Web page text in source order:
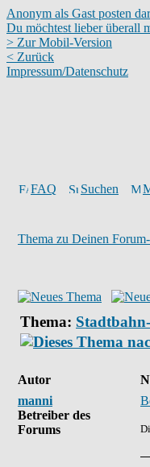
Anonym als Gast posten
Du möchtest lieber überall
> Zur Mobil-Version
< Zurück
Impressum/Datenschutz
FAQ Suchen
Thema zu Deinen
Thema:
Autor
manni
Betreiber des
Forums